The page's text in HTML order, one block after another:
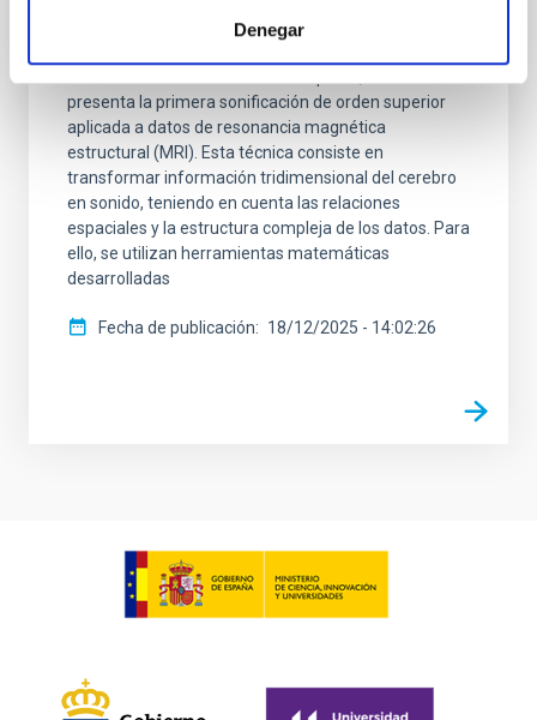
Denegar
música ha presentado un método pionero para
presenta la primera sonificación de orden superior
aplicada a datos de resonancia magnética
estructural (MRI). Esta técnica consiste en
transformar información tridimensional del cerebro
en sonido, teniendo en cuenta las relaciones
espaciales y la estructura compleja de los datos. Para
ello, se utilizan herramientas matemáticas
desarrolladas
Fecha de publicación 18/12/2025 - 14:02:26